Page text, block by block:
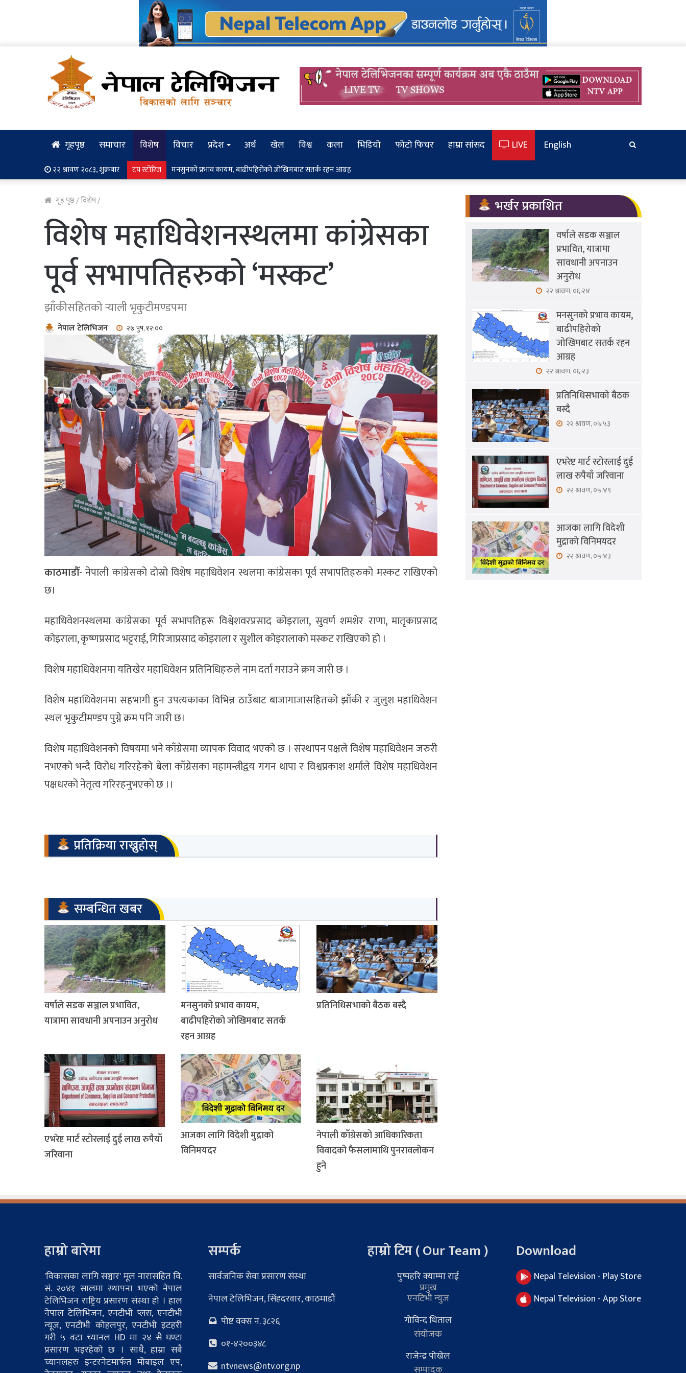
गृहपृष्ठ समाचार विशेष विचार प्रदेश अर्थ खेल विश्व कला भिडियो फोटो फिचर हाम्रा सांसद LIVE English
२२ श्रावण २०८३, शुक्रबार टप स्टोरिज मनसुनको प्रभाव कायम, बाढीपहिरोको जोखिमबाट सतर्क रहन आग्रह
गृह पृष्ठ/विशेष/
विशेष महाधिवेशनस्थलमा कांग्रेसका
पूर्व सभापतिहरुको ‘मस्कट’
झाँकीसहितको र्‍याली भृकुटीमण्डपमा
नेपाल टेलिभिजन २७ पुष, १२:००
काठमाडौँ- नेपाली कांग्रेसको दोस्रो विशेष महाधिवेशन स्थलमा कांग्रेसका पूर्व सभापतिहरुको मस्कट राखिएको
छ।
महाधिवेशनस्थलमा कांग्रेसका पूर्व सभापतिहरू विश्वेशवरप्रसाद कोइराला, सुवर्ण शमशेर राणा, मातृकाप्रसाद
कोइराला, कृष्णप्रसाद भट्टराई, गिरिजाप्रसाद कोइराला र सुशील कोइरालाको मस्कट राखिएको हो ।
विशेष महाधिवेशनमा यतिखेर महाधिवेशन प्रतिनिधिहरुले नाम दर्ता गराउने क्रम जारी छ ।
विशेष महाधिवेशनमा सहभागी हुन उपत्यकाका विभिन्न ठाउँबाट बाजागाजासहितको झाँकी र जुलुश महाधिवेशन
स्थल भृकुटीमण्डप पुग्ने क्रम पनि जारी छ।
विशेष महाधिवेशनको विषयमा भने काँग्रेसमा व्यापक विवाद भएको छ । संस्थापन पक्षले विशेष महाधिवेशन जरुरी
नभएको भन्दै विरोध गरिरहेको बेला काँग्रेसका महामन्त्रीद्वय गगन थापा र विश्वप्रकाश शर्माले विशेष महाधिवेशन
पक्षधरको नेतृत्व गरिरहनुभएको छ ।।
प्रतिक्रिया राख्नुहोस्
सम्बन्धित खबर
वर्षाले सडक सञ्जाल प्रभावित,
यात्रामा सावधानी अपनाउन अनुरोध
मनसुनको प्रभाव कायम,
बाढीपहिरोको जोखिमबाट सतर्क
रहन आग्रह
प्रतिनिधिसभाको बैठक बस्दै
एभरेष्ट मार्ट स्टोरलाई दुई लाख रुपैयाँ
जरिवाना
आजका लागि विदेशी मुद्राको
विनिमयदर
नेपाली काँग्रेसको आधिकारिकता
विवादको फैसलामाथि पुनरावलोकन
हुने
भर्खर प्रकाशित
वर्षाले सडक सञ्जाल
प्रभावित, यात्रामा
सावधानी अपनाउन
अनुरोध
२२ श्रावण, ०६:२४
मनसुनको प्रभाव कायम,
बाढीपहिरोको
जोखिमबाट सतर्क रहन
आग्रह
२२ श्रावण, ०६:२३
प्रतिनिधिसभाको बैठक
बस्दै
२२ श्रावण, ०५:५३
एभरेष्ट मार्ट स्टोरलाई दुई
लाख रुपैयाँ जरिवाना
२२ श्रावण, ०५:४९
आजका लागि विदेशी
मुद्राको विनिमयदर
२२ श्रावण, ०५:४३
हाम्रो बारेमा
'विकासका लागि सञ्चार' मूल नारासहित वि.
सं. २०४१ सालमा स्थापना भएको नेपाल
टेलिभिजन राष्ट्रिय प्रसारण संस्था हो । हाल
नेपाल टेलिभिजन, एनटीभी प्लस, एनटीभी
न्यूज, एनटीभी कोहलपुर, एनटीभी इटहरी
गरी ५ वटा च्यानल HD मा २४ सै घण्टा
प्रसारण भइरहेको छ । साथै, हाम्रा सबै
च्यानलहरु इन्टरनेटमार्फत मोबाइल एप,
सम्पर्क
सार्वजनिक सेवा प्रसारण संस्था
नेपाल टेलिभिजन, सिंहदरवार, काठमाडौं
पोष्ट वक्स नं. ३८२६
०१-४२००३४८
ntvnews@ntv.org.np
हाम्रो टिम ( Our Team )
पुष्पहरि क्याम्पा राई
प्रमुख
एनटिभी न्युज
गोविन्द धिताल
संयोजक
राजेन्द्र पोख्रेल
सम्पादक
Download
Nepal Television - Play Store
Nepal Television - App Store